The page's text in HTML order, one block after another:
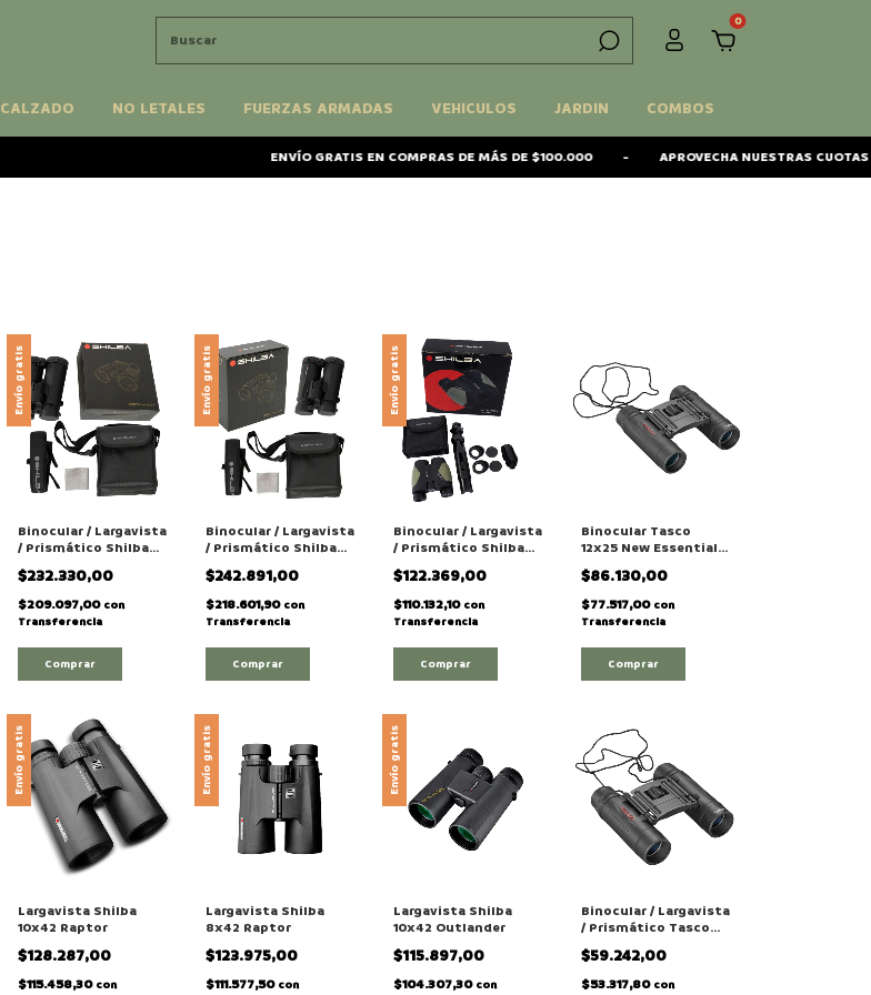
0
CALZADO NO LETALES FUERZAS ARMADAS VEHICULOS JARDIN COMBOS
ENVÍO GRATIS EN COMPRAS DE MÁS DE $100.000 - APROVECHA NUESTRAS CUOTAS
Envío gratis
Binocular / Largavista
/ Prismático Shilba
Orion "8×42mm" Con
Correa
$232.330,00
$209.097,00 con
Transferencia
Envío gratis
Binocular / Largavista
/ Prismático Shilba
Orion "10×42mm" Con
Correa
$242.891,00
$218.601,90 con
Transferencia
Envío gratis
Binocular / Largavista
/ Prismático Shilba
Frontier "7x30mm"
Con Trípode y
Soporte Para
Smartphone
$122.369,00
$110.132,10 con
Transferencia
Binocular Tasco
12x25 New Essentials
Series Black
$86.130,00
$77.517,00 con
Transferencia
Envío gratis
Largavista Shilba
10x42 Raptor
$128.287,00
$115.458,30 con
Envío gratis
Largavista Shilba
8x42 Raptor
$123.975,00
$111.577,50 con
Envío gratis
Largavista Shilba
10x42 Outlander
$115.897,00
$104.307,30 con
Binocular / Largavista
/ Prismático Tasco
10x25 New Essentials
Series Black
$59.242,00
$53.317,80 con